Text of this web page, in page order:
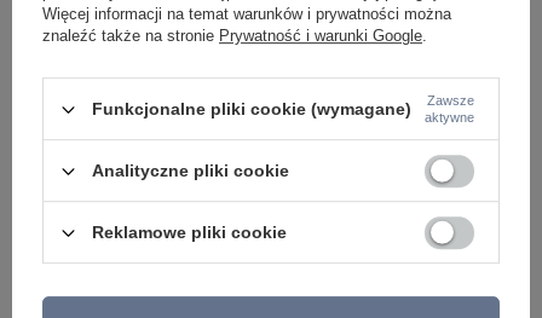
495,00 zł szt.
+ Dodaj do porównania
379,00 zł / szt.
+ Dodaj do porównania
Więcej informacji na temat warunków i prywatności można
znaleźć także na stronie Prywatność i warunki Google.
Funkcjonalne pliki cookie (wymagane)
Zawsze
aktywne
Analityczne pliki cookie
Reklamowe pliki cookie